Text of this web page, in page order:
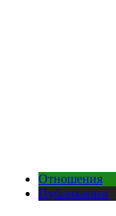
Отношения
Публикации